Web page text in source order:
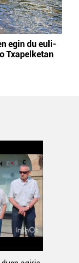
egin du euli-
Txapelketan